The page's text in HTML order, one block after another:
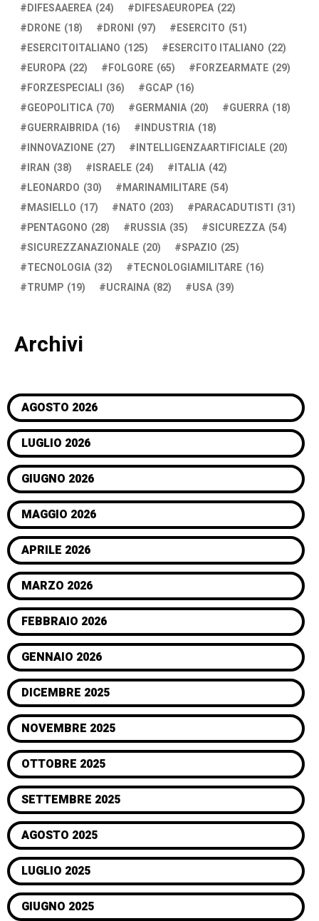
DIFESAAEREA (24) DIFESAEUROPEA (22)
DRONE (18) DRONI (97) ESERCITO (51)
ESERCITOITALIANO (125) ESERCITO ITALIANO (22)
EUROPA (22) FOLGORE (65) FORZEARMATE (29)
FORZESPECIALI (36) GCAP (16)
GEOPOLITICA (70) GERMANIA (20) GUERRA (18)
GUERRAIBRIDA (16) INDUSTRIA (18)
INNOVAZIONE (27) INTELLIGENZAARTIFICIALE (20)
IRAN (38) ISRAELE (24) ITALIA (42)
LEONARDO (30) MARINAMILITARE (54)
MASIELLO (17) NATO (203) PARACADUTISTI (31)
PENTAGONO (28) RUSSIA (35) SICUREZZA (54)
SICUREZZANAZIONALE (20) SPAZIO (25)
TECNOLOGIA (32) TECNOLOGIAMILITARE (16)
TRUMP (19) UCRAINA (82) USA (39)
Archivi
AGOSTO 2026
LUGLIO 2026
GIUGNO 2026
MAGGIO 2026
APRILE 2026
MARZO 2026
FEBBRAIO 2026
GENNAIO 2026
DICEMBRE 2025
NOVEMBRE 2025
OTTOBRE 2025
SETTEMBRE 2025
AGOSTO 2025
LUGLIO 2025
GIUGNO 2025